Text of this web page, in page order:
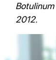
2012.